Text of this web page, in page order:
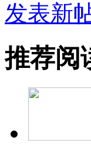
发表新
推荐阅